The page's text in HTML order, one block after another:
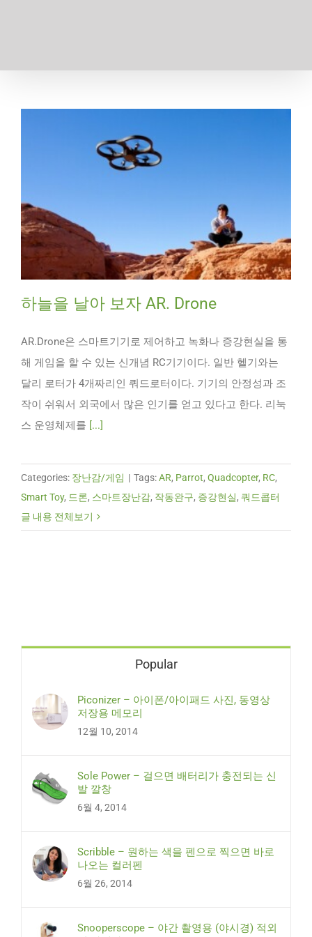
하늘을 날아 보자 AR. Drone
AR.Drone은 스마트기기로 제어하고 녹화나 증강현실을 통
해 게임을 할 수 있는 신개념 RC기기이다. 일반 헬기와는
달리 로터가 4개짜리인 쿼드로터이다. 기기의 안정성과 조
작이 쉬워서 외국에서 많은 인기를 얻고 있다고 한다. 리눅
스 운영체제를 [...]
Categories: 장난감/게임 | Tags:AR, Parrot, Quadcopter, RC,
Smart Toy, 드론, 스마트장난감, 작동완구, 증강현실, 쿼드콥터
글 내용 전체보기
Popular
Piconizer – 아이폰/아이패드 사진, 동영상
저장용 메모리
12월 10, 2014
Sole Power – 걸으면 배터리가 충전되는 신
발 깔창
6월 4, 2014
Scribble – 원하는 색을 펜으로 찍으면 바로
나오는 컬러펜
6월 26, 2014
Snooperscope – 야간 촬영용 (야시경) 적외